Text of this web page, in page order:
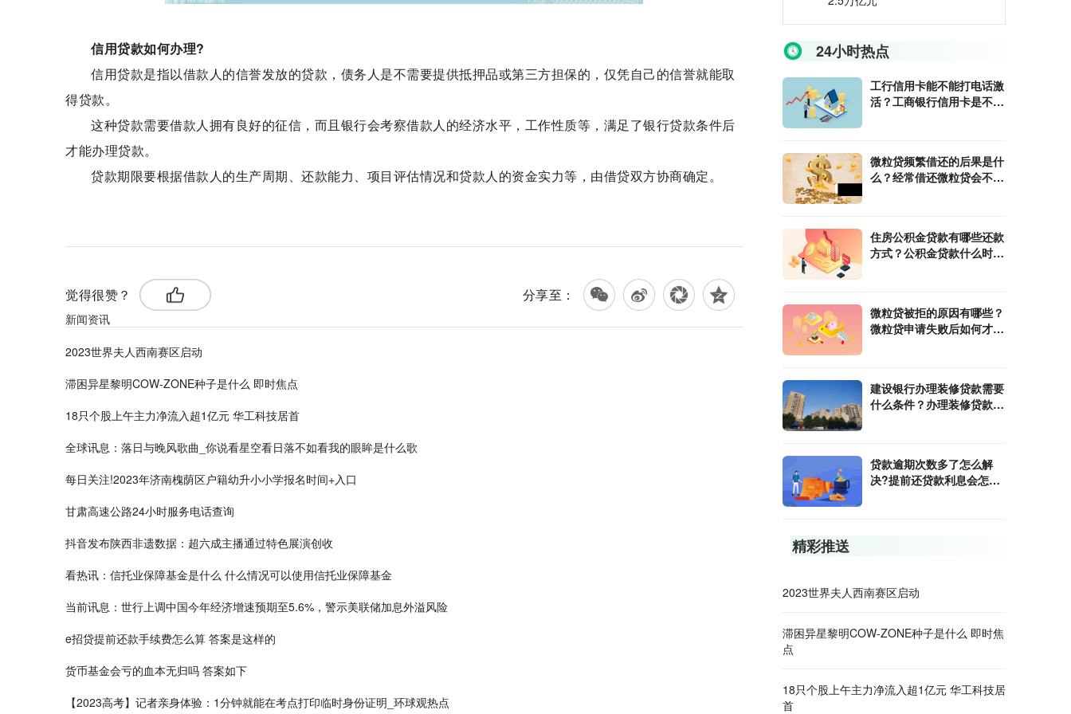
信用贷款如何办理?
信用贷款是指以借款人的信誉发放的贷款，债务人是不需要提供抵押品或第三方担保的，仅凭自己的信誉就能取
得贷款。
这种贷款需要借款人拥有良好的征信，而且银行会考察借款人的经济水平，工作性质等，满足了银行贷款条件后
才能办理贷款。
贷款期限要根据借款人的生产周期、还款能力、项目评估情况和贷款人的资金实力等，由借贷双方协商确定。
觉得很赞？ 分享至：
新闻资讯
2023世界夫人西南赛区启动
滞困异星黎明COW-ZONE种子是什么 即时焦点
18只个股上午主力净流入超1亿元 华工科技居首
全球讯息：落日与晚风歌曲_你说看星空看日落不如看我的眼眸是什么歌
每日关注!2023年济南槐荫区户籍幼升小小学报名时间+入口
甘肃高速公路24小时服务电话查询
抖音发布陕西非遗数据：超六成主播通过特色展演创收
看热讯：信托业保障基金是什么 什么情况可以使用信托业保障基金
当前讯息：世行上调中国今年经济增速预期至5.6%，警示美联储加息外溢风险
e招贷提前还款手续费怎么算 答案是这样的
货币基金会亏的血本无归吗 答案如下
【2023高考】记者亲身体验：1分钟就能在考点打印临时身份证明_环球观热点
24小时热点
工行信用卡能不能打电话激
活？工商银行信用卡是不是
微粒贷频繁借还的后果是什
么？经常借还微粒贷会不会
住房公积金贷款有哪些还款
方式？公积金贷款什么时间
微粒贷被拒的原因有哪些？
微粒贷申请失败后如何才能
建设银行办理装修贷款需要
什么条件？办理装修贷款需
贷款逾期次数多了怎么解
决?提前还贷款利息会怎么
精彩推送
2023世界夫人西南赛区启动
滞困异星黎明COW-ZONE种子是什么 即时焦
点
18只个股上午主力净流入超1亿元 华工科技居
首